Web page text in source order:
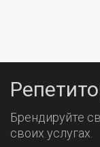
Брендируйте
своих услугах.